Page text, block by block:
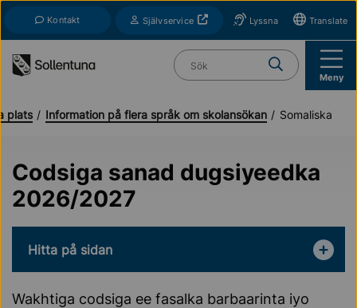
Kontakt SjälvserviceÖppnas i nytt fönsterLyssna Translate
Vad söker du?
Meny
plats Information på flera språk om skolansökan Somaliska
Codsiga sanad dugsiyeedka
2026/2027
Hitta på sidan
Wakhtiga codsiga ee fasalka barbaarinta iyo